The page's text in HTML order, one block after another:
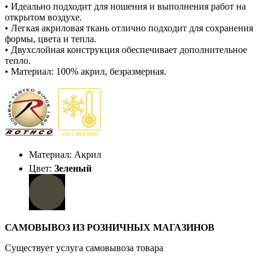
• Идеально подходит для ношения и выполнения работ на
открытом воздухе.
• Легкая акриловая ткань отлично подходит для сохранения
формы, цвета и тепла.
• Двухслойная конструкция обеспечивает дополнительное
тепло.
• Материал: 100% акрил, безразмерная.
Материал: Акрил
Цвет: Зеленый
САМОВЫВОЗ ИЗ РОЗНИЧНЫХ МАГАЗИНОВ
Существует услуга самовывоза товара